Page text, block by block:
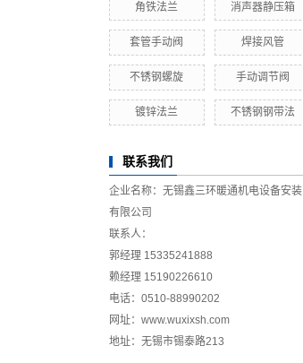
角铁法兰 消声器静压箱
套管手动阀 焊接风管
不锈钢螺旋 手动调节阀
镀锌法兰 不锈钢钢带法
联系我们
企业名称：无锡鑫三环暖通机电设备安装
有限公司
联系人：
郭经理 15335241888
赖经理 15190226610
电话：0510-88990202
网址：www.wuxixsh.com
地址：无锡市锡泰路213